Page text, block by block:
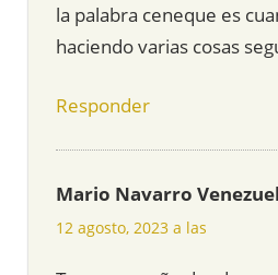
la palabra ceneque es
haciendo varias cosas
Responder
Mario Navarro
12 agosto, 2023 a las